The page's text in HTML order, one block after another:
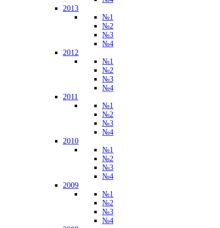
2013
№1
№2
№3
№4
2012
№1
№2
№3
№4
2011
№1
№2
№3
№4
2010
№1
№2
№3
№4
2009
№1
№2
№3
№4